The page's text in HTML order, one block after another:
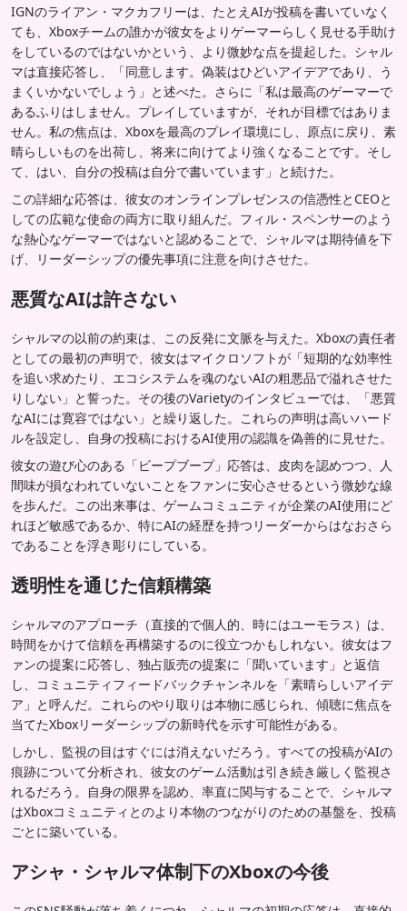
IGNのライアン・マクカフリーは、たとえAIが投稿を書いていなく
ても、Xboxチームの誰かが彼女をよりゲーマーらしく見せる手助け
をしているのではないかという、より微妙な点を提起した。シャル
マは直接応答し、「同意します。偽装はひどいアイデアであり、う
まくいかないでしょう」と述べた。さらに「私は最高のゲーマーで
あるふりはしません。プレイしていますが、それが目標ではありま
せん。私の焦点は、Xboxを最高のプレイ環境にし、原点に戻り、素
晴らしいものを出荷し、将来に向けてより強くなることです。そし
て、はい、自分の投稿は自分で書いています」と続けた。
この詳細な応答は、彼女のオンラインプレゼンスの信憑性とCEOと
しての広範な使命の両方に取り組んだ。フィル・スペンサーのよう
な熱心なゲーマーではないと認めることで、シャルマは期待値を下
げ、リーダーシップの優先事項に注意を向けさせた。
悪質なAIは許さない
シャルマの以前の約束は、この反発に文脈を与えた。Xboxの責任者
としての最初の声明で、彼女はマイクロソフトが「短期的な効率性
を追い求めたり、エコシステムを魂のないAIの粗悪品で溢れさせた
りしない」と誓った。その後のVarietyのインタビューでは、「悪質
なAIには寛容ではない」と繰り返した。これらの声明は高いハード
ルを設定し、自身の投稿におけるAI使用の認識を偽善的に見せた。
彼女の遊び心のある「ビープブープ」応答は、皮肉を認めつつ、人
間味が損なわれていないことをファンに安心させるという微妙な線
を歩んだ。この出来事は、ゲームコミュニティが企業のAI使用にど
れほど敏感であるか、特にAIの経歴を持つリーダーからはなおさら
であることを浮き彫りにしている。
透明性を通じた信頼構築
シャルマのアプローチ（直接的で個人的、時にはユーモラス）は、
時間をかけて信頼を再構築するのに役立つかもしれない。彼女はフ
ァンの提案に応答し、独占販売の提案に「聞いています」と返信
し、コミュニティフィードバックチャンネルを「素晴らしいアイデ
ア」と呼んだ。これらのやり取りは本物に感じられ、傾聴に焦点を
当てたXboxリーダーシップの新時代を示す可能性がある。
しかし、監視の目はすぐには消えないだろう。すべての投稿がAIの
痕跡について分析され、彼女のゲーム活動は引き続き厳しく監視さ
れるだろう。自身の限界を認め、率直に関与することで、シャルマ
はXboxコミュニティとのより本物のつながりのための基盤を、投稿
ごとに築いている。
アシャ・シャルマ体制下のXboxの今後